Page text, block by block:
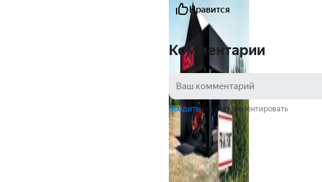
Нравится
Комментарии
Войдите, чтобы комментировать